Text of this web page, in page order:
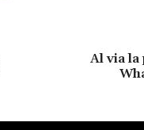
Al via la